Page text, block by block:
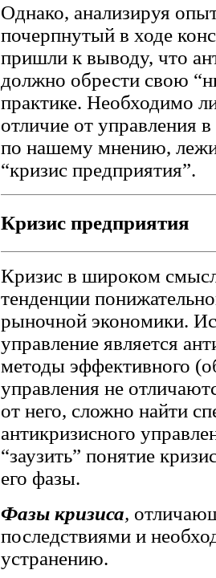
Однако, анализируя
почерпнутый в ходе
пришли к выводу, что
должно обрести свою
практике. Необходимо
отличие от управления
по нашему мнению,
“кризис предприятия”.
Кризис предприятия
Кризис в широком
тенденции
рыночной экономики.
управление является
методы эффективного
управления не
от него, сложно найти
антикризисного
“заузить” понятие
его фазы.
Фазы кризиса,
последствиями и
устранению.